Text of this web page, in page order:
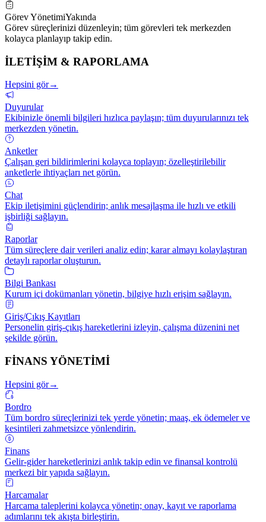
Görev YönetimiYakında
Görev süreçlerinizi düzenleyin; tüm görevleri tek merkezden
kolayca planlayıp takip edin.
İLETİŞİM & RAPORLAMA
Hepsini gör→
Duyurular
Ekibinizle önemli bilgileri hızlıca paylaşın; tüm duyurularınızı tek
merkezden yönetin.
Anketler
Çalışan geri bildirimlerini kolayca toplayın; özelleştirilebilir
anketlerle ihtiyaçları net görün.
Chat
Ekip iletişimini güçlendirin; anlık mesajlaşma ile hızlı ve etkili
işbirliği sağlayın.
Raporlar
Tüm süreçlere dair verileri analiz edin; karar almayı kolaylaştıran
detaylı raporlar oluşturun.
Bilgi Bankası
Kurum içi dokümanları yönetin, bilgiye hızlı erişim sağlayın.
Giriş/Çıkış Kayıtları
Personelin giriş-çıkış hareketlerini izleyin, çalışma düzenini net
şekilde görün.
FİNANS YÖNETİMİ
Hepsini gör→
Bordro
Tüm bordro süreçlerinizi tek yerde yönetin; maaş, ek ödemeler ve
kesintileri zahmetsizce yönlendirin.
Finans
Gelir-gider hareketlerinizi anlık takip edin ve finansal kontrolü
merkezi bir yapıda sağlayın.
Harcamalar
Harcama taleplerini kolayca yönetin; onay, kayıt ve raporlama
adımlarını tek akışta birleştirin.